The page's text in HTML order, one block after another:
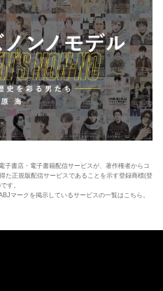
子書店・電子書籍配信サービスが、著作権者からコ
た正規版配信サービスであることを示す登録商標(登
す。
マークを掲示しているサービスの一覧はこちら。